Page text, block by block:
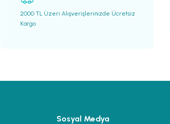
2000 TL Üzeri Alışverişlerinizde Ücretsiz
Kargo
Sosyal Medya